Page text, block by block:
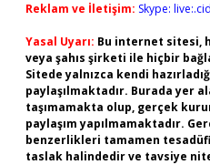
Reklam ve İletişim: Skype:
Yasal Uyarı: Bu internet sitesi,
veya şahıs şirketi ile hiçbir
Sitede yalnızca kendi
paylaşılmaktadır. Burada yer
taşımamakta olup, gerçek
paylaşım yapılmamaktadır.
benzerlikleri tamamen
taslak halindedir ve tavsiye